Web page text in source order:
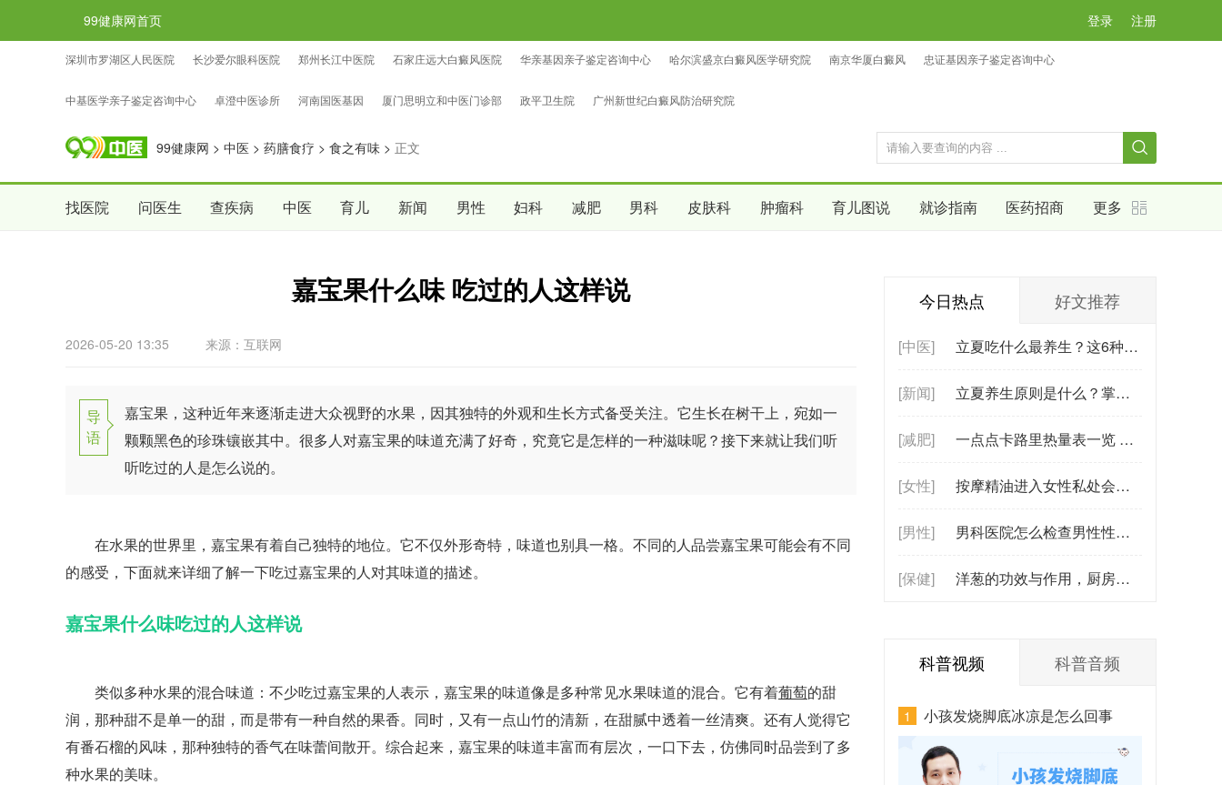
99健康网首页 登录 注册
深圳市罗湖区人民医院 长沙爱尔眼科医院 郑州长江中医院 石家庄远大白癜风医院 华亲基因亲子鉴定咨询中心 哈尔滨盛京白癜风医学研究院 南京华厦白癜风
忠证基因亲子鉴定咨询中心
中基医学亲子鉴定咨询中心
卓澄中医诊所 河南国医基因 厦门思明立和中医门诊部 政平卫生院 广州新世纪白癜风防治研究院
99健康网 > 中医 > 药膳食疗 > 食之有味 > 正文
找医院 问医生 查疾病 中医 育儿 新闻 男性 妇科 减肥 男科 皮肤科 肿瘤科 育儿图说 就诊指南 医药招商 更多
嘉宝果什么味 吃过的人这样说
2026-05-20 13:35 来源：互联网
导
语
嘉宝果，这种近年来逐渐走进大众视野的水果，因其独特的外观和生长方式备受关注。它生长在树干上，宛如一
颗颗黑色的珍珠镶嵌其中。很多人对嘉宝果的味道充满了好奇，究竟它是怎样的一种滋味呢？接下来就让我们听
听吃过的人是怎么说的。
在水果的世界里，嘉宝果有着自己独特的地位。它不仅外形奇特，味道也别具一格。不同的人品尝嘉宝果可能会有不同
的感受，下面就来详细了解一下吃过嘉宝果的人对其味道的描述。
嘉宝果什么味吃过的人这样说
类似多种水果的混合味道：不少吃过嘉宝果的人表示，嘉宝果的味道像是多种常见水果味道的混合。它有着葡萄的甜
润，那种甜不是单一的甜，而是带有一种自然的果香。同时，又有一点山竹的清新，在甜腻中透着一丝清爽。还有人觉得它
有番石榴的风味，那种独特的香气在味蕾间散开。综合起来，嘉宝果的味道丰富而有层次，一口下去，仿佛同时品尝到了多
种水果的美味。
今日热点 好文推荐
[中医] 立夏吃什么最养生？这6种时令食物助你
[新闻] 立夏养生原则是什么？掌握这3大核心原
[减肥] 一点点卡路里热量表一览 一点点里热量
[女性] 按摩精油进入女性私处会伤肝吗？会被内
[男性] 男科医院怎么检查男性性功能？（涉及前列腺与激素水平检测）
[保健] 洋葱的功效与作用，厨房常见食材的养生奥秘
科普视频 科普音频
1 小孩发烧脚底冰凉是怎么回事